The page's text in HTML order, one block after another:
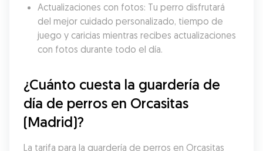
Actualizaciones con fotos: Tu perro disfrutará
del mejor cuidado personalizado, tiempo de
juego y caricias mientras recibes actualizaciones
con fotos durante todo el día.
¿Cuánto cuesta la guardería de
día de perros en Orcasitas
(Madrid)?
La tarifa para la guardería de perros en Orcasitas